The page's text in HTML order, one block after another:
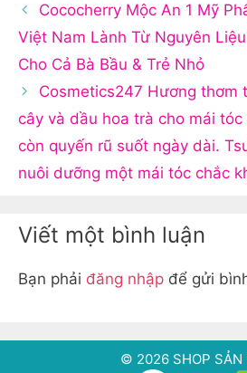
Cococherry Mộc An 1 Mỹ
Việt Nam Lành Từ Nguyên
Cho Cả Bà Bầu & Trẻ Nhỏ
Cosmetics247 Hương thơm
cây và dầu hoa trà cho mái
còn quyến rũ suốt ngày dài.
nuôi dưỡng một mái tóc chắc
Viết một bình luận
Bạn phải đăng nhập để gửi
© 2026 SHOP SẢN